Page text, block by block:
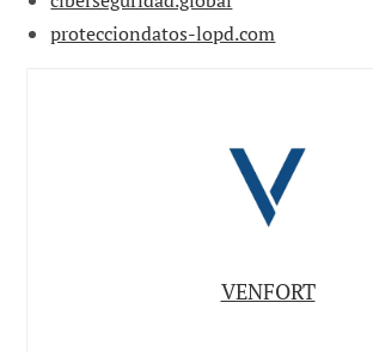
protecciondatos-lopd.com
VENFORT